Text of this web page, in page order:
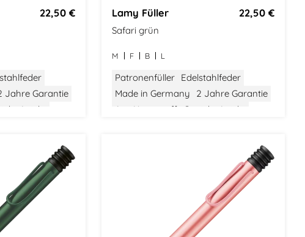
22,50 €
Jahre Garantie
Leicht
Lamy Füller 22,50 €
Safari grün
M F B L
Patronenfüller Edelstahlfeder
Made in Germany
2 Jahre Garantie
Aus Kunststoff
Gewicht: Leicht